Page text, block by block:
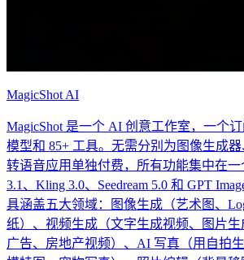
MagicShot AI
MagicShot 是一个 AI 创意工作室，一个
模型和 85+ 工具。无需分别为图像生成
转语音应用单独付费，所有功能集中在一
3.1、Kling 3.0、Seedream 5.0 和 GPT
具涵盖五大领域：图像生成（艺术图、
纸）、视频生成（文字生成视频、图片
广告、房地产视频）、AI 写真（用自拍